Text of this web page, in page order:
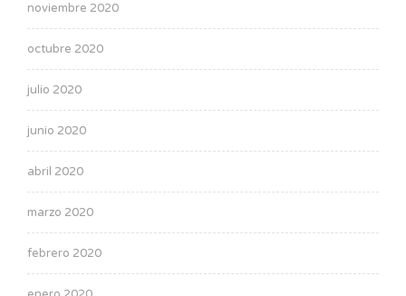
noviembre 2020
octubre 2020
julio 2020
junio 2020
abril 2020
marzo 2020
febrero 2020